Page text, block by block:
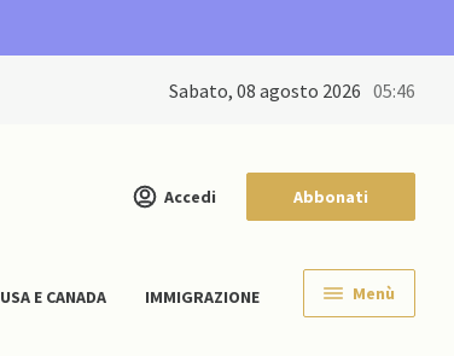
sabato, 08 agosto 2026 05:46
Accedi Abbonati
USA E CANADA IMMIGRAZIONE Menù